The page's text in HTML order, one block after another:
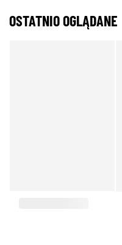
OSTATNIO OGLĄDANE